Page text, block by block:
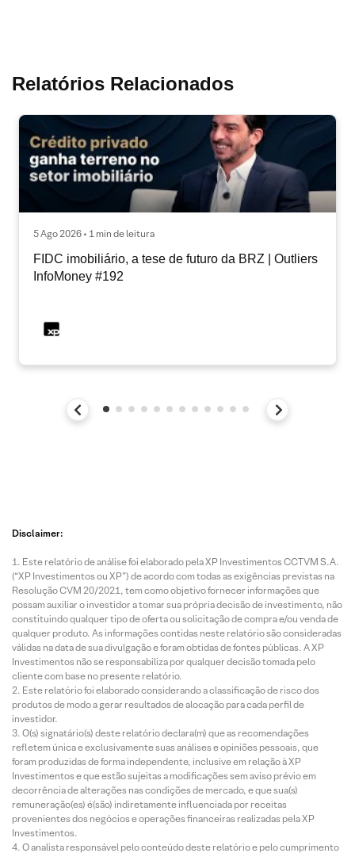
Relatórios Relacionados
5 Ago 2026 • 1 min de leitura
FIDC imobiliário, a tese de futuro da BRZ | Outliers
InfoMoney #192
Disclaimer:
Este relatório de análise foi elaborado pela XP Investimentos CCTVM S.A.
(“XP Investimentos ou XP”) de acordo com todas as exigências previstas na
Resolução CVM 20/2021, tem como objetivo fornecer informações que
possam auxiliar o investidor a tomar sua própria decisão de investimento, não
constituindo qualquer tipo de oferta ou solicitação de compra e/ou venda de
qualquer produto. As informações contidas neste relatório são consideradas
válidas na data de sua divulgação e foram obtidas de fontes públicas. A XP
Investimentos não se responsabiliza por qualquer decisão tomada pelo
cliente com base no presente relatório.
Este relatório foi elaborado considerando a classificação de risco dos
produtos de modo a gerar resultados de alocação para cada perfil de
investidor.
O(s) signatário(s) deste relatório declara(m) que as recomendações
refletem única e exclusivamente suas análises e opiniões pessoais, que
foram produzidas de forma independente, inclusive em relação à XP
Investimentos e que estão sujeitas a modificações sem aviso prévio em
decorrência de alterações nas condições de mercado, e que sua(s)
remuneração(es) é(são) indiretamente influenciada por receitas
provenientes dos negócios e operações financeiras realizadas pela XP
Investimentos.
O analista responsável pelo conteúdo deste relatório e pelo cumprimento